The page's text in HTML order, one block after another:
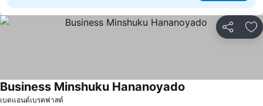
แชร์ เ
เบดแอนด์เบรคฟาสต์
Business Minshuku Hananoyado